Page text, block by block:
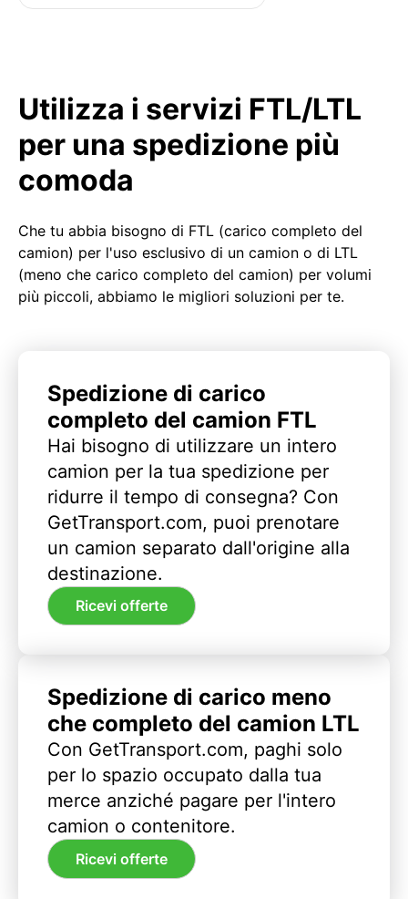
Utilizza i servizi FTL/LTL
per una spedizione più
comoda
Che tu abbia bisogno di FTL (carico completo del
camion) per l'uso esclusivo di un camion o di LTL
(meno che carico completo del camion) per volumi
più piccoli, abbiamo le migliori soluzioni per te.
Spedizione di carico
completo del camion FTL
Hai bisogno di utilizzare un intero
camion per la tua spedizione per
ridurre il tempo di consegna? Con
GetTransport.com, puoi prenotare
un camion separato dall'origine alla
destinazione.
Ricevi offerte
Spedizione di carico meno
che completo del camion LTL
Con GetTransport.com, paghi solo
per lo spazio occupato dalla tua
merce anziché pagare per l'intero
camion o contenitore.
Ricevi offerte